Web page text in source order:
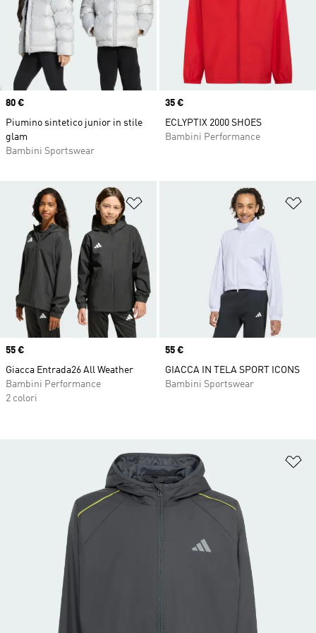
Price
80 €
Piumino sintetico junior in stile
glam
Bambini Sportswear
Price
35 €
ECLYPTIX 2000 SHOES
Bambini Performance
Aggiungi alla lista dei desideri
Price
55 €
Giacca Entrada26 All Weather
Bambini Performance
2 colori
Price
55 €
GIACCA IN TELA SPORT ICONS
Bambini Sportswear